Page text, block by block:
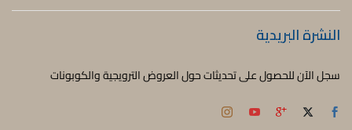
النشرة البريدية
سجل الآن للحصول على تحديثات حول العروض الترويجية والكوبونات